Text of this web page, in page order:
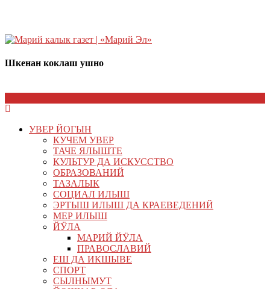
Шкенан коклаш ушно
УВЕР ЙОГЫН
КУЧЕМ УВЕР
ТАЧЕ ЯЛЫШТЕ
КУЛЬТУР ДА ИСКУССТВО
ОБРАЗОВАНИЙ
ТАЗАЛЫК
СОЦИАЛ ИЛЫШ
ЭРТЫШ ИЛЫШ ДА КРАЕВЕДЕНИЙ
МЕР ИЛЫШ
ЙӰЛА
МАРИЙ ЙӰЛА
ПРАВОСЛАВИЙ
ЕШ ДА ИКШЫВЕ
СПОРТ
СЫЛНЫМУТ